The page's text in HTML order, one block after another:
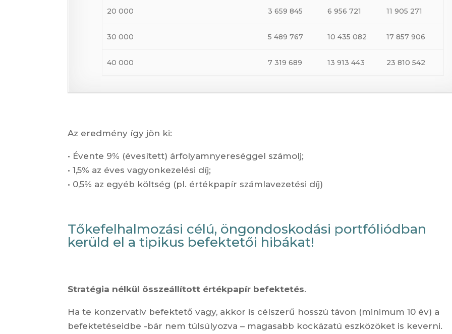
20 000 3 659 845 6 956 721 11 905 271
30 000 5 489 767 10 435 082 17 857 906
40 000 7 319 689 13 913 443 23 810 542
Az eredmény így jön ki:
• Évente 9% (évesített) árfolyamnyereséggel számolj;
• 1,5% az éves vagyonkezelési díj;
• 0,5% az egyéb költség (pl. értékpapír számlavezetési díj)
Tőkefelhalmozási célú, öngondoskodási portfóliódban
kerüld el a tipikus befektetői hibákat!
Stratégia nélkül összeállított értékpapír befektetés.
Ha te konzervatív befektető vagy, akkor is célszerű hosszú távon (minimum 10 év) a
befektetéseidbe -bár nem túlsúlyozva – magasabb kockázatú eszközöket is keverni.